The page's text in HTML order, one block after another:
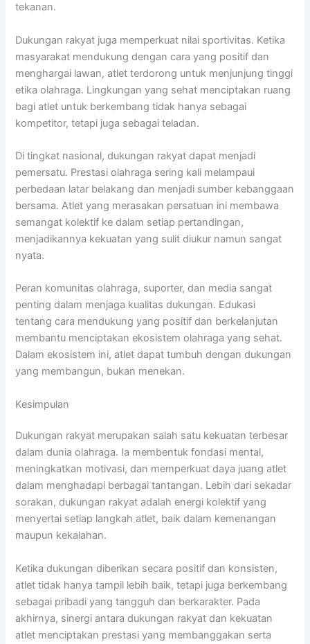
tekanan.
Dukungan rakyat juga memperkuat nilai sportivitas. Ketika
masyarakat mendukung dengan cara yang positif dan
menghargai lawan, atlet terdorong untuk menjunjung tinggi
etika olahraga. Lingkungan yang sehat menciptakan ruang
bagi atlet untuk berkembang tidak hanya sebagai
kompetitor, tetapi juga sebagai teladan.
Di tingkat nasional, dukungan rakyat dapat menjadi
pemersatu. Prestasi olahraga sering kali melampaui
perbedaan latar belakang dan menjadi sumber kebanggaan
bersama. Atlet yang merasakan persatuan ini membawa
semangat kolektif ke dalam setiap pertandingan,
menjadikannya kekuatan yang sulit diukur namun sangat
nyata.
Peran komunitas olahraga, suporter, dan media sangat
penting dalam menjaga kualitas dukungan. Edukasi
tentang cara mendukung yang positif dan berkelanjutan
membantu menciptakan ekosistem olahraga yang sehat.
Dalam ekosistem ini, atlet dapat tumbuh dengan dukungan
yang membangun, bukan menekan.
Kesimpulan
Dukungan rakyat merupakan salah satu kekuatan terbesar
dalam dunia olahraga. Ia membentuk fondasi mental,
meningkatkan motivasi, dan memperkuat daya juang atlet
dalam menghadapi berbagai tantangan. Lebih dari sekadar
sorakan, dukungan rakyat adalah energi kolektif yang
menyertai setiap langkah atlet, baik dalam kemenangan
maupun kekalahan.
Ketika dukungan diberikan secara positif dan konsisten,
atlet tidak hanya tampil lebih baik, tetapi juga berkembang
sebagai pribadi yang tangguh dan berkarakter. Pada
akhirnya, sinergi antara dukungan rakyat dan kekuatan
atlet menciptakan prestasi yang membanggakan serta